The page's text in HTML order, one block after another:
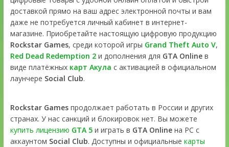
доставкой прямо на ваш адрес электронной почты и вам
даже не потребуется личный кабинет в интернет-
магазине. Приобретайте настоящую цифровую продукцию
Rockstar Games, среди которой игры Grand Theft Auto V,
Red Dead Redemption 2и дополнения для GTA Onlineв
виде платёжных карт Акула с активацией в официальном
лаунчере Social Club.
Rockstar Gamesпродолжает работать в России и других
странах. У нас санкций и блокировок нет. Вы можете
купить лицензию GTA 5и играть в GTA Onlineна PC с
аккаунтом Social Club. Доступны и официальные карты